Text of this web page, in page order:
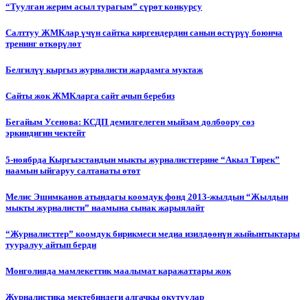
“Туулган жерим асыл турагым” сүрөт конкурсу
Салттуу ЖМКлар үчүн сайтка киргендердин санын өстүрүү боюнча
тренинг өткөрүлөт
Белгилүү кыргыз журналисти жардамга муктаж
Сайты жок ЖМКларга сайт ачып беребиз
Бегайым Усенова: КСДП демилгелеген мыйзам долбоору сөз
эркиндигин чектейт
5-ноябрда Кыргызстандын мыкты журналисттерине “Акыл Тирек”
наамын ыйгаруу салтанаты өтөт
Мелис Эшимканов атындагы коомдук фонд 2013-жылдын “Жылдын
мыкты журналисти” наамына сынак жарыялайт
“Журналисттер” коомдук бирикмеси медиа изилдөөнүн жыйынтыктары
тууралуу айтып берди
Монголияда мамлекеттик маалымат каражаттары жок
Журналистика мектебиндеги алгачкы окутуулар